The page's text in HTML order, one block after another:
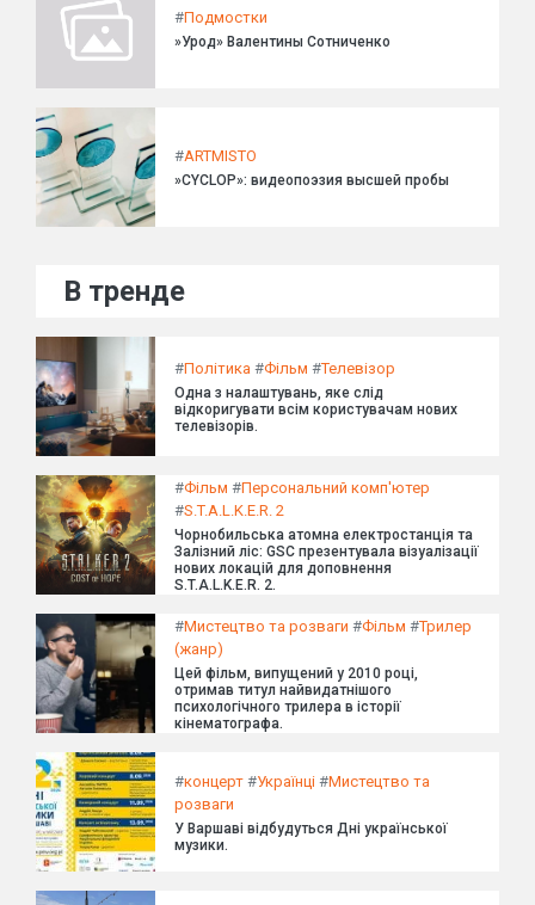
#Подмостки
»Урод» Валентины Сотниченко
#ARTMISTO
»CYCLOP»: видеопоэзия высшей пробы
В тренде
#Політика #Фільм #Телевізор
Одна з налаштувань, яке слід
відкоригувати всім користувачам нових
телевізорів.
#Фільм #Персональний комп'ютер
#S.T.A.L.K.E.R. 2
Чорнобильська атомна електростанція та
Залізний ліс: GSC презентувала візуалізації
нових локацій для доповнення
S.T.A.L.K.E.R. 2.
#Мистецтво та розваги #Фільм #Трилер
(жанр)
Цей фільм, випущений у 2010 році,
отримав титул найвидатнішого
психологічного трилера в історії
кінематографа.
#концерт #Українці #Мистецтво та
розваги
У Варшаві відбудуться Дні української
музики.